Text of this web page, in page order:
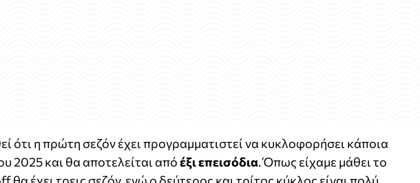
ότι η πρώτη σεζόν έχει προγραμματιστεί να κυκλοφορήσει κάποια
2025 και θα αποτελείται απόέξι επεισόδια. Όπως είχαμε μάθει το